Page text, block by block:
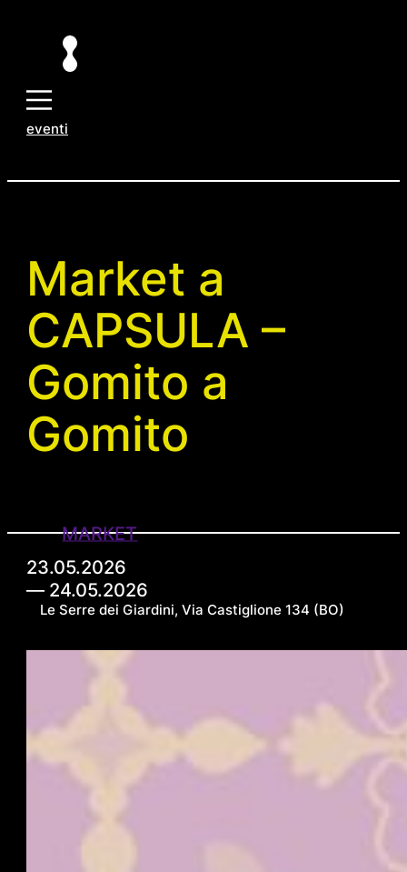
contenuto
MARKET
23.05.2026
― 24.05.2026
Le Serre dei Giardini, Via Castiglione 134 (BO)
eventi
Market a
CAPSULA –
Gomito a
Gomito